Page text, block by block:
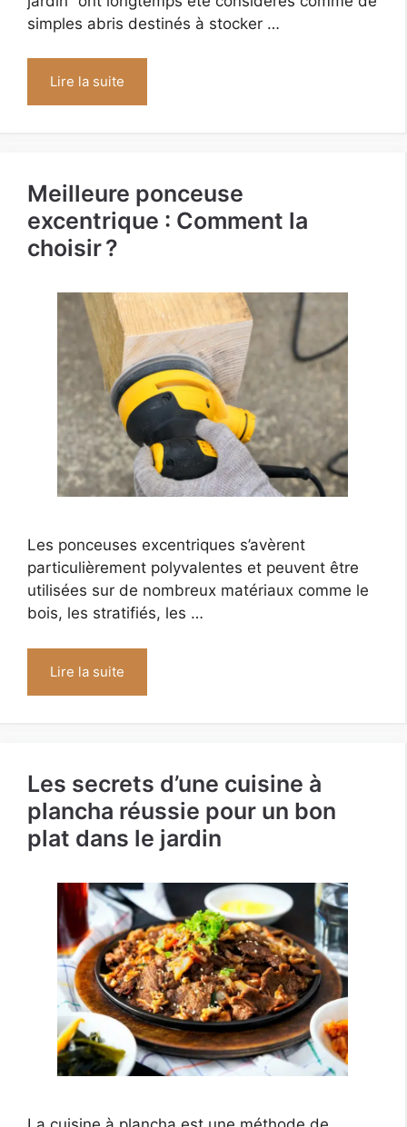
simples abris destinés à stocker …
Lire la suite
Meilleure ponceuse
excentrique : Comment la
choisir ?
Les ponceuses excentriques s’avèrent
particulièrement polyvalentes et peuvent être
utilisées sur de nombreux matériaux comme le
bois, les stratifiés, les …
Lire la suite
Les secrets d’une cuisine à
plancha réussie pour un bon
plat dans le jardin